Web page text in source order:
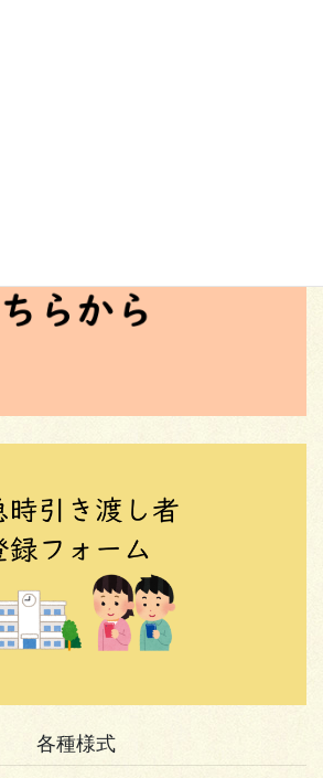
各種様式